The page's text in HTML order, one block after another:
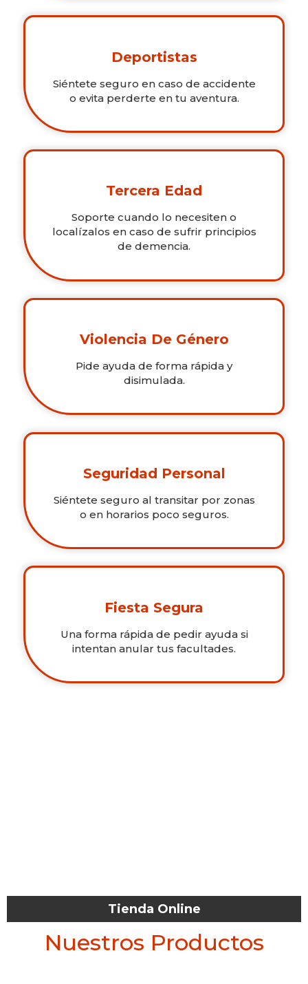
Deportistas
Siéntete seguro en caso de accidente
o evita perderte en tu aventura.
Tercera Edad
Soporte cuando lo necesiten o
localízalos en caso de sufrir principios
de demencia.
Violencia De Género
Pide ayuda de forma rápida y
disimulada.
Seguridad Personal
Siéntete seguro al transitar por zonas
o en horarios poco seguros.
Fiesta Segura
Una forma rápida de pedir ayuda si
intentan anular tus facultades.
Tienda Online
Nuestros Productos